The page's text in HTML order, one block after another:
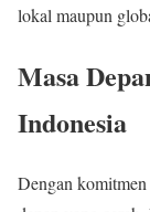
lokal maupun
Masa
Indonesia
Dengan